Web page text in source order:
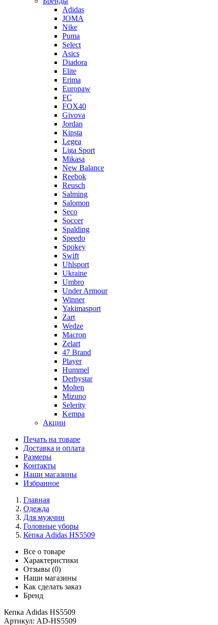
Adidas
JOMA
Nike
Puma
Select
Asics
Diadora
Elite
Erima
Europaw
FC
FOX40
Givova
Jordan
Kipsta
Legea
Liga Sport
Mikasa
New Balance
Reebok
Reusch
Salming
Salomon
Seco
Soccer
Spalding
Speedo
Spokey
Swift
Uhlsport
Ukraine
Umbro
Under Armour
Winner
Yakimasport
Zart
Wedze
Macron
Zelart
47 Brand
Player
Hummel
Derbystar
Molten
Mizuno
Selerity
Kempa
Акции
Печать на товаре
Доставка и оплата
Размеры
Контакты
Наши магазины
Избранное
Главная
Одежда
Для мужчин
Головные уборы
Кепка Adidas HS5509
Все о товаре
Характеристики
Отзывы (0)
Наши магазины
Как сделать заказ
Бренд
Кепка Adidas HS5509
Артикул: AD-HS5509